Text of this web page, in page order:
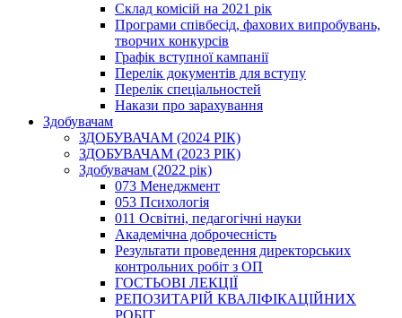
Склад комісій на 2021 рік
Програми співбесід, фахових випробувань,
творчих конкурсів
Графік вступної кампанії
Перелік документів для вступу
Перелік спеціальностей
Накази про зарахування
Здобувачам
ЗДОБУВАЧАМ (2024 РІК)
ЗДОБУВАЧАМ (2023 РІК)
Здобувачам (2022 рік)
073 Менеджмент
053 Психологія
011 Освітні, педагогічні науки
Академічна доброчесність
Результати проведення директорських
контрольних робіт з ОП
ГОСТЬОВІ ЛЕКЦІЇ
РЕПОЗИТАРІЙ КВАЛІФІКАЦІЙНИХ
РОБІТ